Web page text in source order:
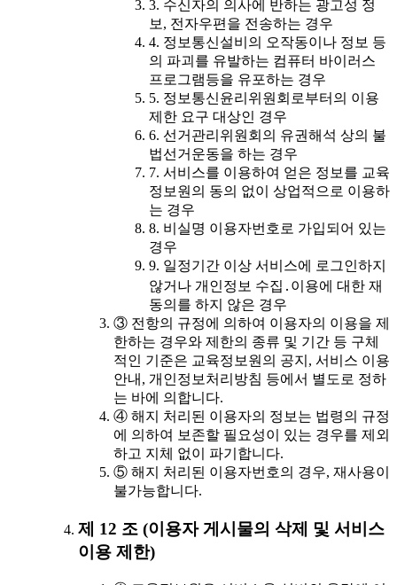
3. 수신자의 의사에 반하는 광고성 정
보, 전자우편을 전송하는 경우
4. 정보통신설비의 오작동이나 정보 등
의 파괴를 유발하는 컴퓨터 바이러스
프로그램등을 유포하는 경우
5. 정보통신윤리위원회로부터의 이용
제한 요구 대상인 경우
6. 선거관리위원회의 유권해석 상의 불
법선거운동을 하는 경우
7. 서비스를 이용하여 얻은 정보를 교육
정보원의 동의 없이 상업적으로 이용하
는 경우
8. 비실명 이용자번호로 가입되어 있는
경우
9. 일정기간 이상 서비스에 로그인하지
않거나 개인정보 수집․이용에 대한 재
동의를 하지 않은 경우
③ 전항의 규정에 의하여 이용자의 이용을 제
한하는 경우와 제한의 종류 및 기간 등 구체
적인 기준은 교육정보원의 공지, 서비스 이용
안내, 개인정보처리방침 등에서 별도로 정하
는 바에 의합니다.
④ 해지 처리된 이용자의 정보는 법령의 규정
에 의하여 보존할 필요성이 있는 경우를 제외
하고 지체 없이 파기합니다.
⑤ 해지 처리된 이용자번호의 경우, 재사용이
불가능합니다.
제 12 조 (이용자 게시물의 삭제 및 서비스
이용 제한)